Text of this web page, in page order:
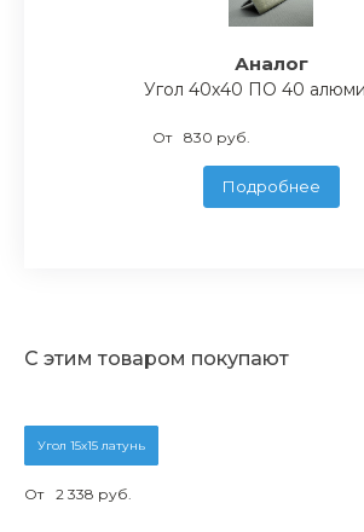
Аналог
Угол 40х40 ПО 40
От 830 руб.
Подробнее
С этим товаром покупают
Угол 15х15 латунь
От 2 338 руб.